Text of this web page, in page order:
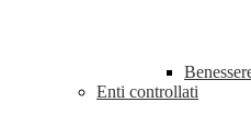
Enti controllati